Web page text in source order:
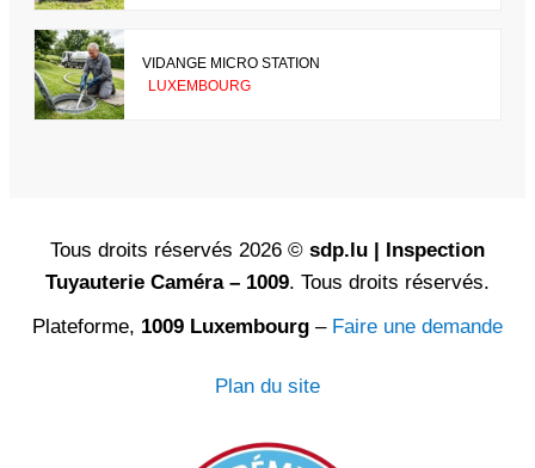
VIDANGE MICRO STATION
LUXEMBOURG
Tous droits réservés 2026 © sdp.lu | Inspection
Tuyauterie Caméra – 1009. Tous droits réservés.
Plateforme, 1009 Luxembourg – Faire une demande
Plan du site